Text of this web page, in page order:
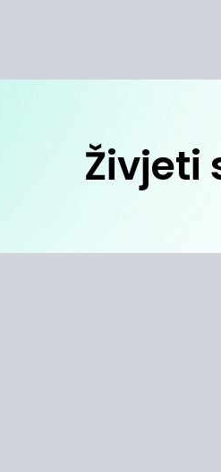
Živjeti